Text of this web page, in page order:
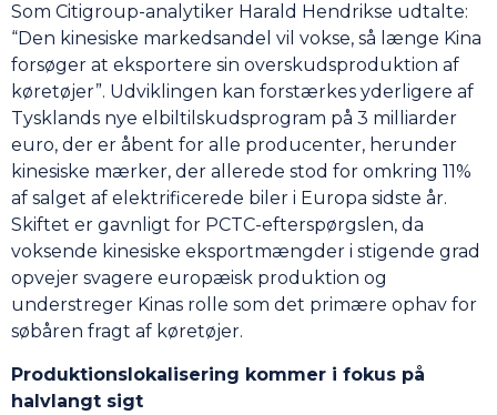
Som Citigroup-analytiker Harald Hendrikse udtalte:
“Den kinesiske markedsandel vil vokse, så længe Kina
forsøger at eksportere sin overskudsproduktion af
køretøjer”. Udviklingen kan forstærkes yderligere af
Tysklands nye elbiltilskudsprogram på 3 milliarder
euro, der er åbent for alle producenter, herunder
kinesiske mærker, der allerede stod for omkring 11%
af salget af elektrificerede biler i Europa sidste år.
Skiftet er gavnligt for PCTC-efterspørgslen, da
voksende kinesiske eksportmængder i stigende grad
opvejer svagere europæisk produktion og
understreger Kinas rolle som det primære ophav for
søbåren fragt af køretøjer.
Produktionslokalisering kommer i fokus på
halvlangt sigt